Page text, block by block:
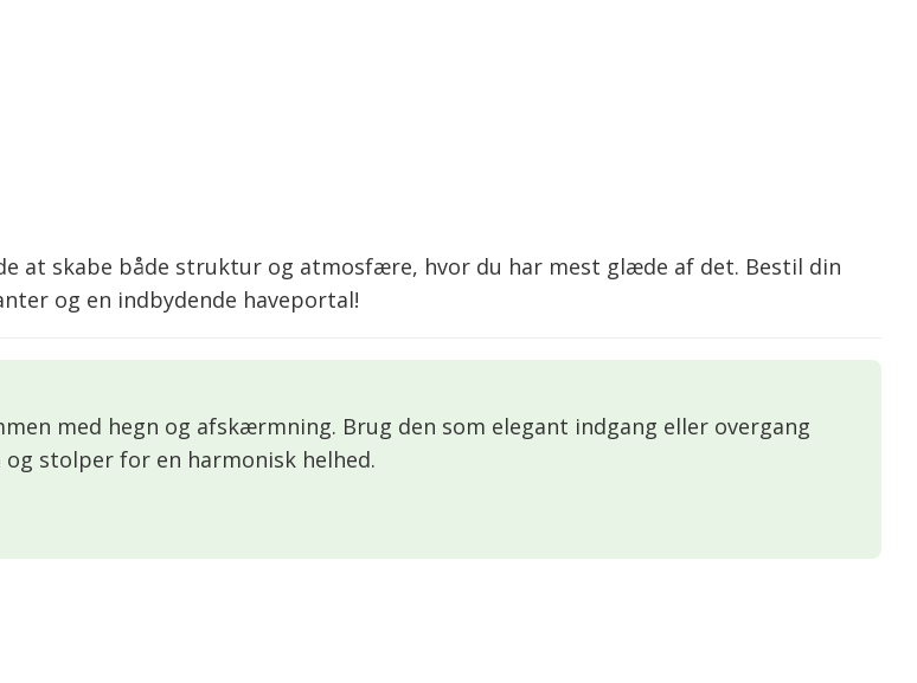
at skabe både struktur og atmosfære, hvor du har mest glæde af det. Bestil din
og en indbydende haveportal!
med hegn og afskærmning. Brug den som elegant indgang eller overgang
stolper for en harmonisk helhed.